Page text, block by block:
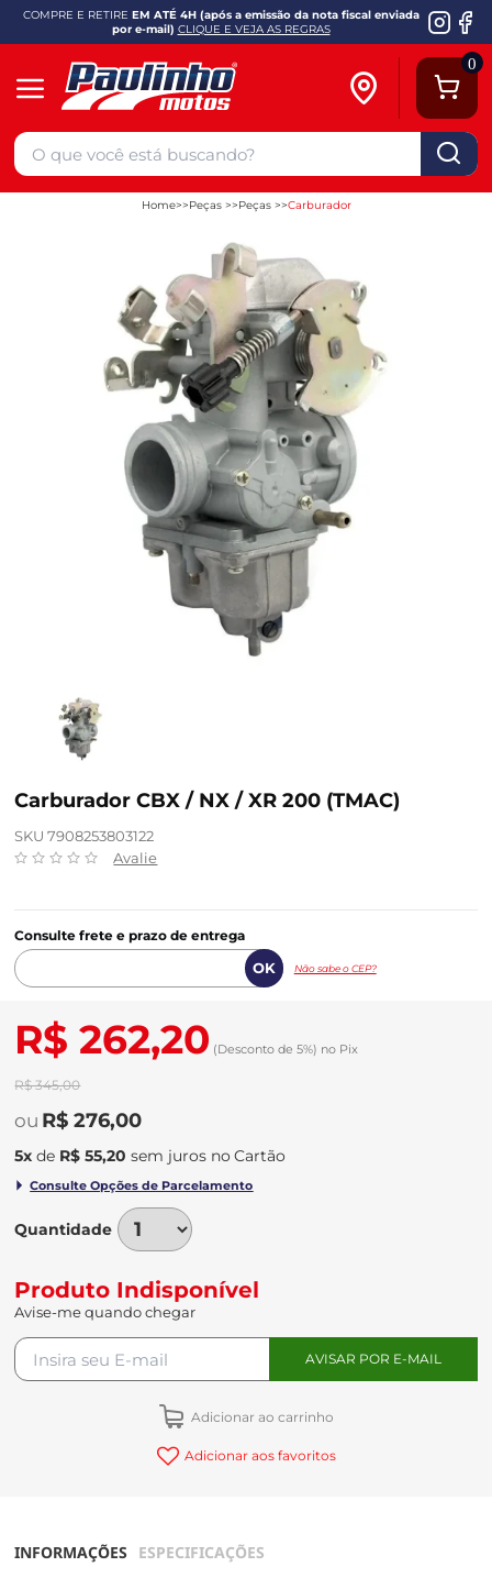
COMPRE E RETIRE EM ATÉ 4H (após a emissão da nota fiscal enviada
por e-mail) CLIQUE E VEJA AS REGRAS
0
Home Peças Peças Carburador
Carburador CBX / NX / XR 200 (TMAC)
SKU 7908253803122
Avalie
Consulte frete e prazo de entrega
Não sabe o CEP?
R$ 262,20 (Desconto de 5%) no Pix
R$ 345,00
R$ 276,00
5x de R$ 55,20 sem juros no
Quantidade
Produto Indisponível
Avise-me quando chegar
Adicionar ao carrinho
Adicionar aos favoritos
INFORMAÇÕES ESPECIFICAÇÕES